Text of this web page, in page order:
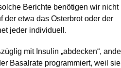
Berichte benötigen wir nicht
der etwa das Osterbrot oder der
jeder individuell.
mit Insulin „abdecken“,
Basalrate programmiert, weil